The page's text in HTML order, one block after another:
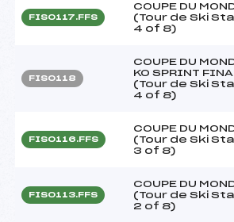
FIS0117.FFS
COUPE DU
(Tour de Ski
4 of 8)
FIS0118
COUPE DU
KO SPRINT
(Tour de Ski
4 of 8)
FIS0116.FFS
COUPE DU
(Tour de Ski
3 of 8)
FIS0113.FFS
COUPE DU
(Tour de Ski
2 of 8)